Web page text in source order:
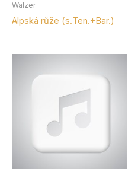
Walzer
Alpská růže (s.Ten.+Bar.)